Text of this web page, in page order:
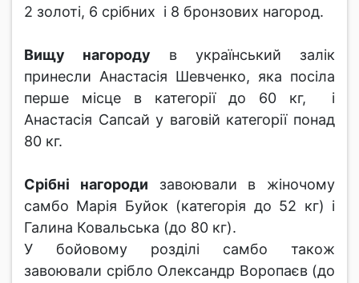
2 золоті, 6 срібних і 8 бронзових нагород.
Вищу нагороду в український залік
принесли Анастасія Шевченко, яка посіла
перше місце в категорії до 60 кг, і
Анастасія Сапсай у ваговій категорії понад
80 кг.
Срібні нагороди завоювали в жіночому
самбо Марія Буйок (категорія до 52 кг) і
Галина Ковальська (до 80 кг).
У бойовому розділі самбо також
завоювали срібло Олександр Воропаєв (до